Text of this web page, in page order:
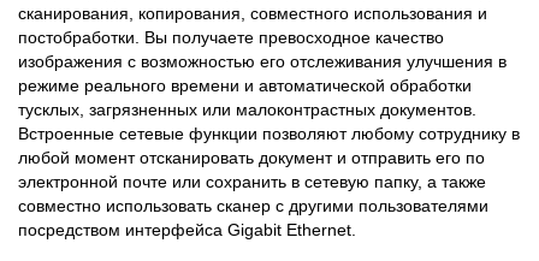
сканирования, копирования, совместного использования и
постобработки. Вы получаете превосходное качество
изображения с возможностью его отслеживания улучшения в
режиме реального времени и автоматической обработки
тусклых, загрязненных или малоконтрастных документов.
Встроенные сетевые функции позволяют любому сотруднику в
любой момент отсканировать документ и отправить его по
электронной почте или сохранить в сетевую папку, а также
совместно использовать сканер с другими пользователями
посредством интерфейса Gigabit Ethernet.